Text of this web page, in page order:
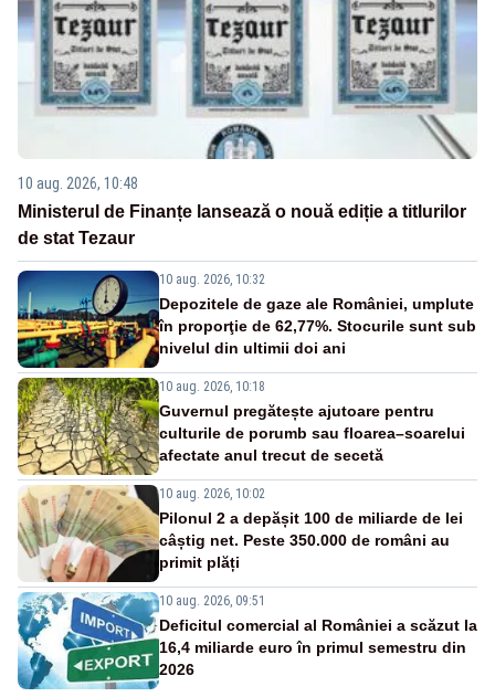
10 aug. 2026, 10:48
Ministerul de Finanțe lansează o nouă ediție a titlurilor
de stat Tezaur
10 aug. 2026, 10:32
Depozitele de gaze ale României, umplute
în proporţie de 62,77%. Stocurile sunt sub
nivelul din ultimii doi ani
10 aug. 2026, 10:18
Guvernul pregătește ajutoare pentru
culturile de porumb sau floarea–soarelui
afectate anul trecut de secetă
10 aug. 2026, 10:02
Pilonul 2 a depășit 100 de miliarde de lei
câștig net. Peste 350.000 de români au
primit plăți
10 aug. 2026, 09:51
Deficitul comercial al României a scăzut la
16,4 miliarde euro în primul semestru din
2026